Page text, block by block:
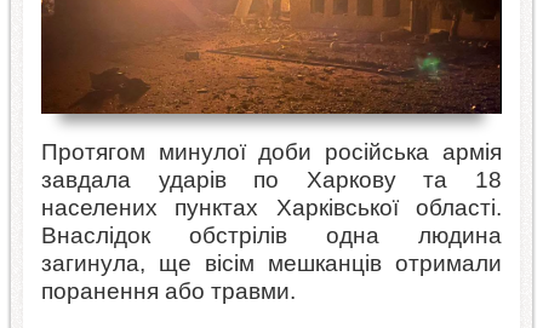
Протягом минулої доби російська армія
завдала ударів по Харкову та 18
населених пунктах Харківської області.
Внаслідок обстрілів одна людина
загинула, ще вісім мешканців отримали
поранення або травми.